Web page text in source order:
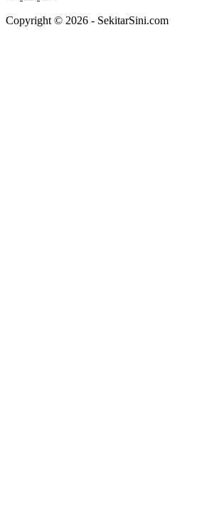
Copyright © 2026 - SekitarSini.com